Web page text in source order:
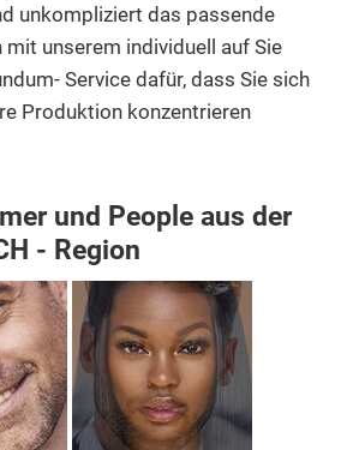
unkompliziert das passende
unserem individuell auf Sie
Service dafür, dass Sie sich
Produktion konzentrieren
und People aus der
- Region